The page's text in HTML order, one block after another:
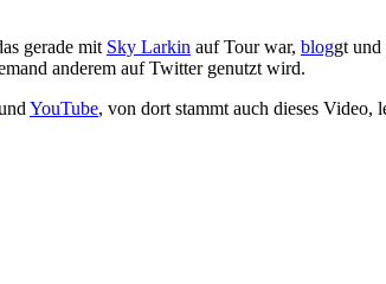
gerade mit Sky Larkin auf Tour war, bloggt und
anderem auf Twitter genutzt wird.
YouTube, von dort stammt auch dieses Video,